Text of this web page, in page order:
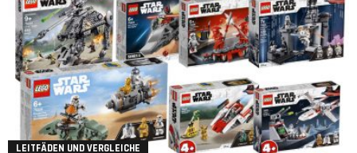
LEITFÄDEN UND VERGLEICHE